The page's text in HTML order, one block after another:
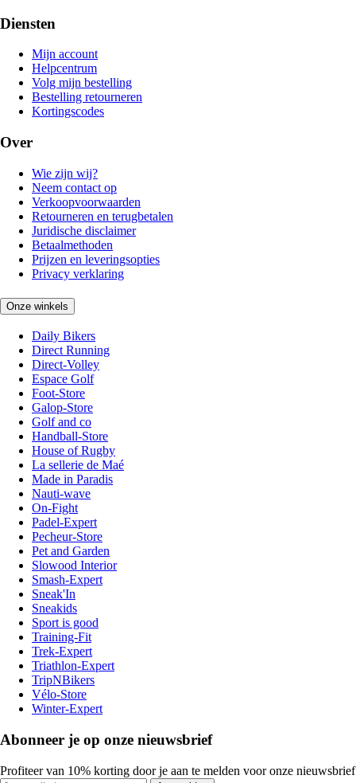
Diensten
Mijn account
Helpcentrum
Volg mijn bestelling
Bestelling retourneren
Kortingscodes
Over
Wie zijn wij?
Neem contact op
Verkoopvoorwaarden
Retourneren en terugbetalen
Juridische disclaimer
Betaalmethoden
Prijzen en leveringsopties
Privacy verklaring
Onze winkels
Daily Bikers
Direct Running
Direct-Volley
Espace Golf
Foot-Store
Galop-Store
Golf and co
Handball-Store
House of Rugby
La sellerie de Maé
Made in Paradis
Nauti-wave
On-Fight
Padel-Expert
Pecheur-Store
Pet and Garden
Slowood Interior
Smash-Expert
Sneak'In
Sneakids
Sport is good
Training-Fit
Trek-Expert
Triathlon-Expert
TripNBikers
Vélo-Store
Winter-Expert
Abonneer je op onze nieuwsbrief
Profiteer van 10% korting door je aan te melden voor onze nieuwsbrief